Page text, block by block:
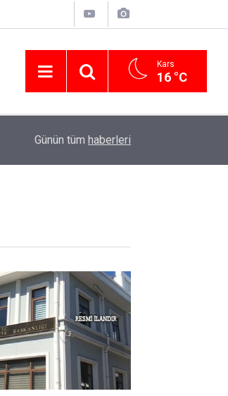
Kars
16 °C
Sungurlu’da dev yatırımlar için toplu açılış ve
Günün tüm haberleri